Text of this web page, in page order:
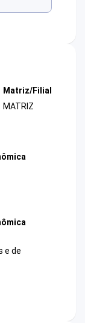
Matriz/Filial
MATRIZ
e de